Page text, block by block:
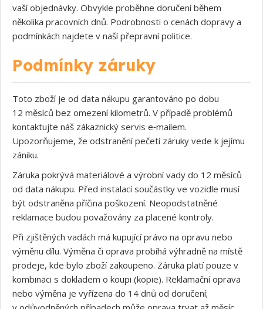
vaší objednávky. Obvykle proběhne doručení během
několika pracovních dnů. Podrobnosti o cenách dopravy a
podmínkách najdete v naší přepravní politice.
Podmínky záruky
Toto zboží je od data nákupu garantováno po dobu
12 měsíců bez omezení kilometrů. V případě problémů
kontaktujte náš zákaznický servis e‑mailem.
Upozorňujeme, že odstranění pečetí záruky vede k jejímu
zániku.
Záruka pokrývá materiálové a výrobní vady do 12 měsíců
od data nákupu. Před instalací součástky ve vozidle musí
být odstraněna příčina poškození. Neopodstatněné
reklamace budou považovány za placené kontroly.
Při zjištěných vadách má kupující právo na opravu nebo
výměnu dílu. Výměna či oprava probíhá výhradně na místě
prodeje, kde bylo zboží zakoupeno. Záruka platí pouze v
kombinaci s dokladem o koupi (kopie). Reklamační oprava
nebo výměna je vyřízena do 14 dnů od doručení;